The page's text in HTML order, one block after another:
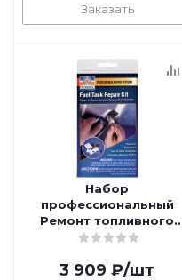
Заказать
Набор
профессиональный
Ремонт топливного
бака PERMATEX PR-
3 909 ₽/шт